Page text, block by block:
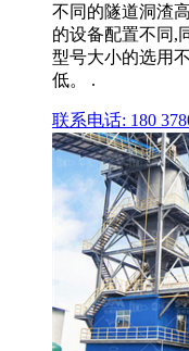
不同的隧道洞渣
的设备配置不同,
型号大小的选用
低。 .
联系电话: 180